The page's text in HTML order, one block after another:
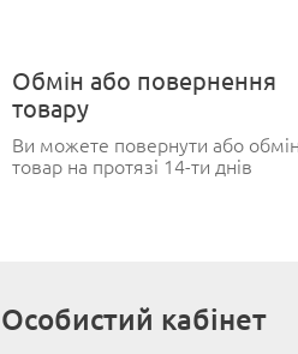
Обмін або повернення
товару
Ви можете повернути або
товар на протязі 14-ти днів
Особистий кабінет